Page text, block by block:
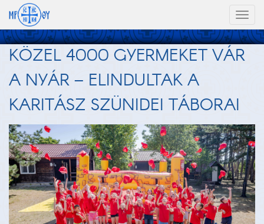
KÖZEL 4000 GYERMEKET VÁR
A NYÁR – ELINDULTAK A
KARITÁSZ SZÜNIDEI TÁBORAI